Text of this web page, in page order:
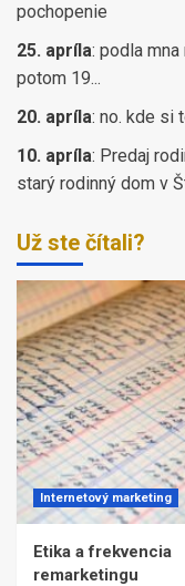
pochopenie
25. apríla: podla mna
potom 19...
20. apríla: no. kde si
10. apríla: Predaj
starý rodinný dom v
Už ste čítali?
Internetový marketing
Etika a frekvencia
remarketingu